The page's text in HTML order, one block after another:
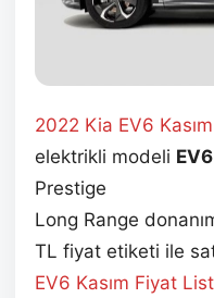
2022 Kia EV6 Kasım
elektrikli modeli
Prestige
Long Range
TL fiyat etiketi ile
EV6 Kasım Fiyat